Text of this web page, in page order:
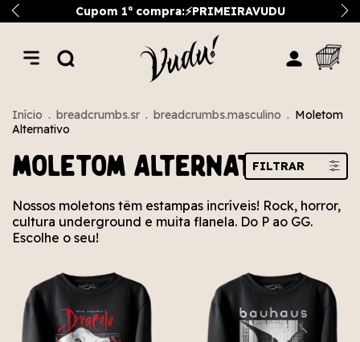
Cupom 1ª compra:⚡PRIMEIRAVUDU
Início . breadcrumbs.sr . breadcrumbs.masculino . Moletom
Alternativo
Moletom Alternativo
FILTRAR
Nossos moletons têm estampas incríveis! Rock, horror,
cultura underground e muita flanela. Do P ao GG.
Escolhe o seu!